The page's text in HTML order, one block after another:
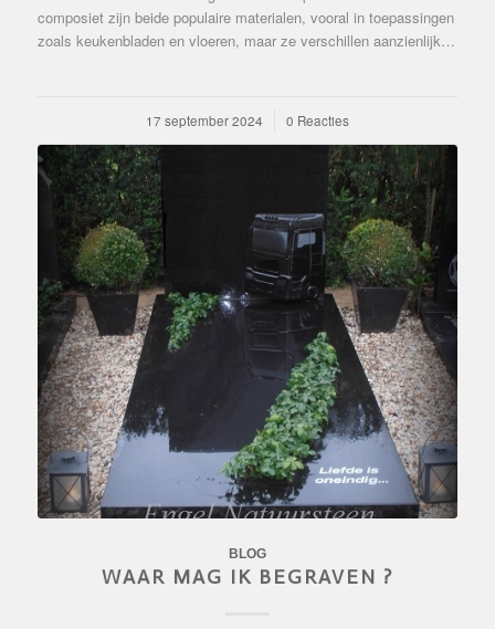
composiet zijn beide populaire materialen, vooral in toepassingen
zoals keukenbladen en vloeren, maar ze verschillen aanzienlijk…
17 september 2024
/ 0 Reacties
BLOG
WAAR MAG IK BEGRAVEN ?